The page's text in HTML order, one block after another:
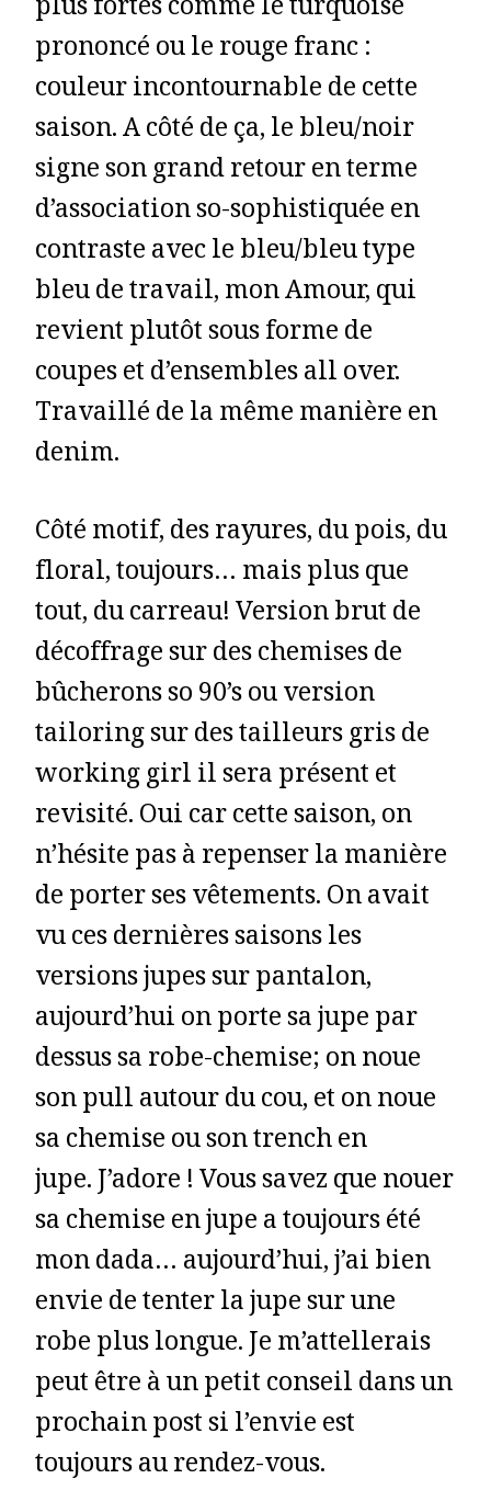
plus fortes comme le turquoise
prononcé ou le rouge franc :
couleur incontournable de cette
saison. A côté de ça, le bleu/noir
signe son grand retour en terme
d’association so-sophistiquée en
contraste avec le bleu/bleu type
bleu de travail, mon Amour, qui
revient plutôt sous forme de
coupes et d’ensembles all over.
Travaillé de la même manière en
denim.
Côté motif, des rayures, du pois, du
floral, toujours… mais plus que
tout, du carreau! Version brut de
décoffrage sur des chemises de
bûcherons so 90’s ou version
tailoring sur des tailleurs gris de
working girl il sera présent et
revisité. Oui car cette saison, on
n’hésite pas à repenser la manière
de porter ses vêtements. On avait
vu ces dernières saisons les
versions jupes sur pantalon,
aujourd’hui on porte sa jupe par
dessus sa robe-chemise; on noue
son pull autour du cou, et on noue
sa chemise ou son trench en
jupe. J’adore ! Vous savez que nouer
sa chemise en jupe a toujours été
mon dada… aujourd’hui, j’ai bien
envie de tenter la jupe sur une
robe plus longue. Je m’attellerais
peut être à un petit conseil dans un
prochain post si l’envie est
toujours au rendez-vous.